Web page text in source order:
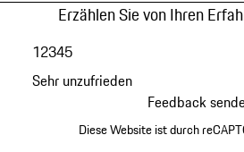
Erzählen Sie von Ihren
Sehr unzufrieden
12345
Feedback
Diese Website ist durch